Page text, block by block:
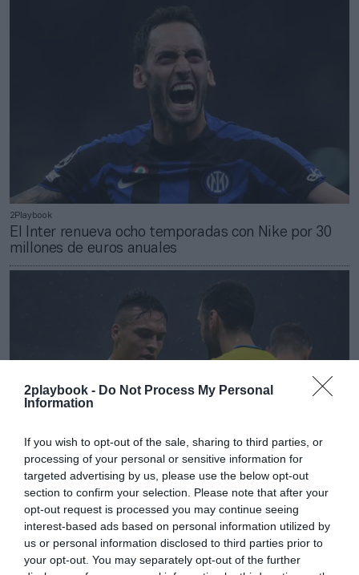
2playbook - Do Not Process My Personal
Information
If you wish to opt-out of the sale, sharing to third parties, or
processing of your personal or sensitive information for
targeted advertising by us, please use the below opt-out
section to confirm your selection. Please note that after your
opt-out request is processed you may continue seeing
interest-based ads based on personal information utilized by
us or personal information disclosed to third parties prior to
your opt-out. You may separately opt-out of the further
2Playbook
El Inter renueva ocho temporadas con Nike por 30
millones de euros anuales
2Playbook
La Serie A amplía su acuerdo con Roc Nation para
impulsar su marca en Norteamérica
Publicidad